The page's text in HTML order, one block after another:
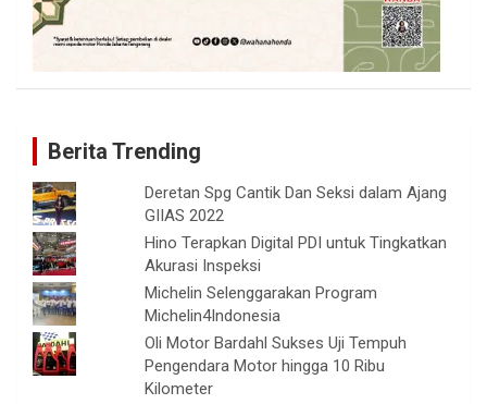
Berita Trending
Deretan Spg Cantik Dan Seksi dalam Ajang
GIIAS 2022
Hino Terapkan Digital PDI untuk Tingkatkan
Akurasi Inspeksi
Michelin Selenggarakan Program
Michelin4Indonesia
Oli Motor Bardahl Sukses Uji Tempuh
Pengendara Motor hingga 10 Ribu
Kilometer